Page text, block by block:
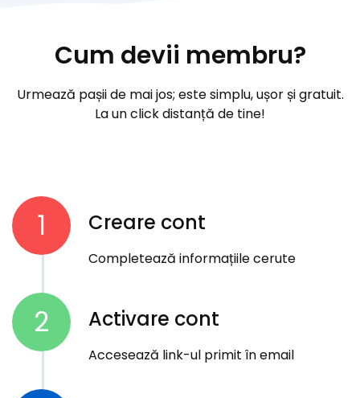
Cum devii membru?
Urmează pașii de mai jos; este simplu, ușor și gratuit.
La un click distanță de tine!
1 Creare cont
Completează informațiile cerute
2 Activare cont
Accesează link-ul primit în email